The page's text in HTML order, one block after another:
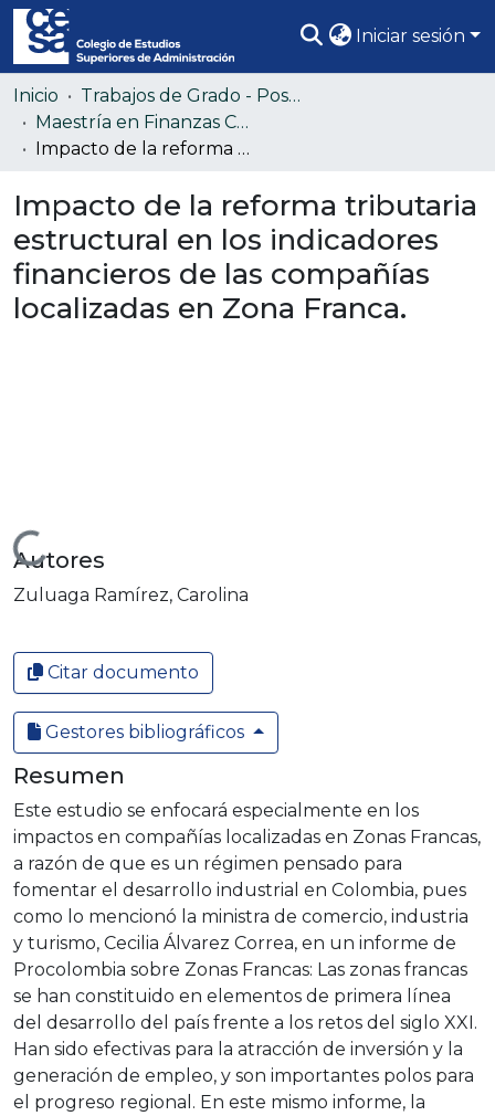
Iniciar sesión
Comunidades
Todo DSpace
Inicio
Trabajos de Grado - Posgrado
Maestría en Finanzas Corporativas
Impacto de la reforma tributaria estructural en los indicadores financieros de las compañías localizadas en Zona Franca.
Impacto de la reforma tributaria
estructural en los indicadores
financieros de las compañías
localizadas en Zona Franca.
Cargando...
Autores
Zuluaga Ramírez, Carolina
Citar documento
Gestores bibliográficos
Resumen
Este estudio se enfocará especialmente en los
impactos en compañías localizadas en Zonas Francas,
a razón de que es un régimen pensado para
fomentar el desarrollo industrial en Colombia, pues
como lo mencionó la ministra de comercio, industria
y turismo, Cecilia Álvarez Correa, en un informe de
Procolombia sobre Zonas Francas: Las zonas francas
se han constituido en elementos de primera línea
del desarrollo del país frente a los retos del siglo XXI.
Han sido efectivas para la atracción de inversión y la
generación de empleo, y son importantes polos para
el progreso regional. En este mismo informe, la